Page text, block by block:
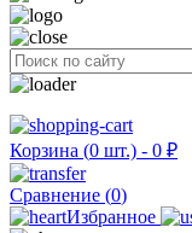
Корзина (0 шт.) - 0 ₽
Сравнение (0)
Избранное